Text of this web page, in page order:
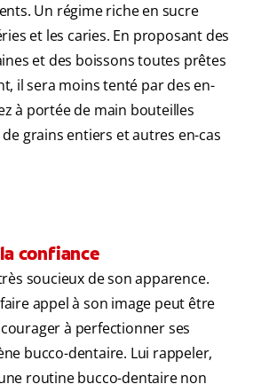
Un régime riche en sucre
et les caries. En proposant des
et des boissons toutes prêtes
il sera moins tenté par des en-
à portée de main bouteilles
de grains entiers et autres en-cas
confiance
soucieux de son apparence.
appel à son image peut être
à perfectionner ses
bucco-dentaire. Lui rappeler,
routine bucco-dentaire non